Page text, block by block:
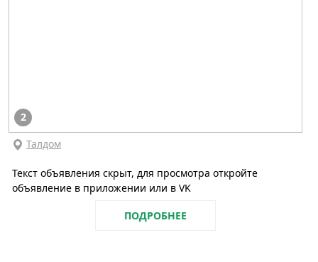
2
Талдом
Текст объявления скрыт, для просмотра откройте
объявление в приложении или в VK
ПОДРОБНЕЕ